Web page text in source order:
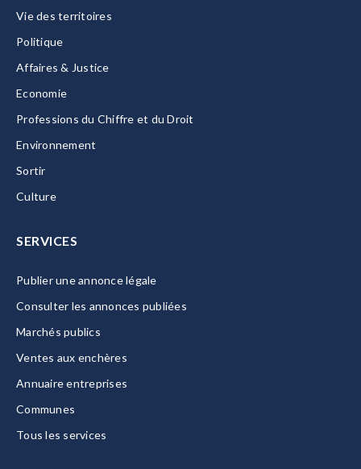
Vie des territoires
Politique
Affaires & Justice
Economie
Professions du Chiffre et du Droit
Environnement
Sortir
Culture
SERVICES
Publier une annonce légale
Consulter les annonces publiées
Marchés publics
Ventes aux enchères
Annuaire entreprises
Communes
Tous les services